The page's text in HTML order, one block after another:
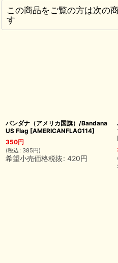
この商品をご覧の方は次の
す
バンダナ（アメリカ国旗）/Bandana
US Flag [AMERICANFLAG114]
350円
(税込 : 385円)
希望小売価格税抜: 420円